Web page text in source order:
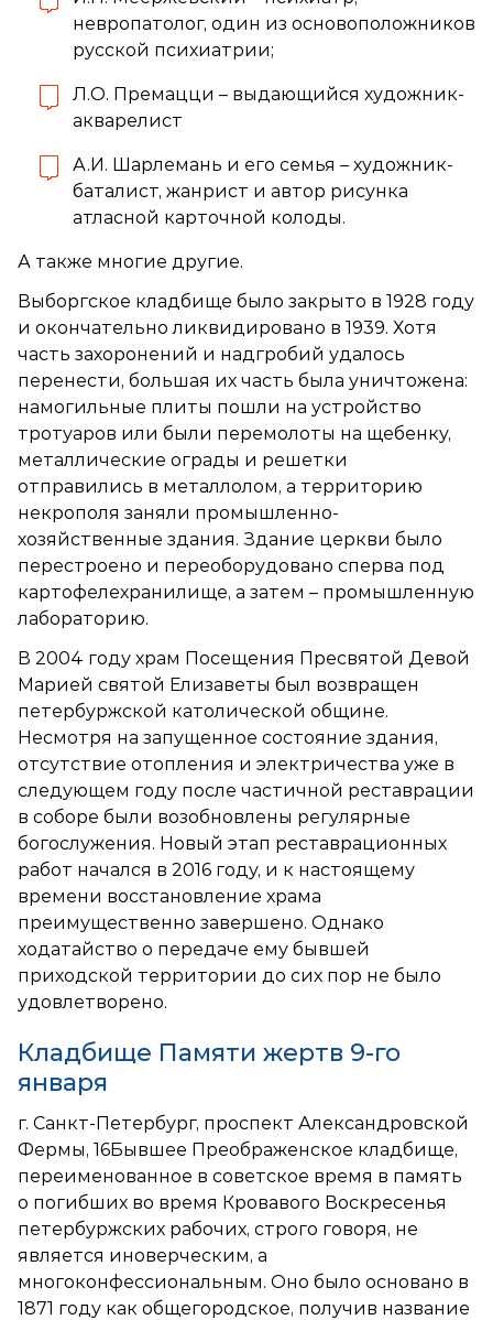
невропатолог, один из основоположников
русской психиатрии;
Л.О. Премацци – выдающийся художник-
акварелист
А.И. Шарлемань и его семья – художник-
баталист, жанрист и автор рисунка
атласной карточной колоды.
А также многие другие.
Выборгское кладбище было закрыто в 1928 году
и окончательно ликвидировано в 1939. Хотя
часть захоронений и надгробий удалось
перенести, большая их часть была уничтожена:
намогильные плиты пошли на устройство
тротуаров или были перемолоты на щебенку,
металлические ограды и решетки
отправились в металлолом, а территорию
некрополя заняли промышленно-
хозяйственные здания. Здание церкви было
перестроено и переоборудовано сперва под
картофелехранилище, а затем – промышленную
лабораторию.
В 2004 году храм Посещения Пресвятой Девой
Марией святой Елизаветы был возвращен
петербуржской католической общине.
Несмотря на запущенное состояние здания,
отсутствие отопления и электричества уже в
следующем году после частичной реставрации
в соборе были возобновлены регулярные
богослужения. Новый этап реставрационных
работ начался в 2016 году, и к настоящему
времени восстановление храма
преимущественно завершено. Однако
ходатайство о передаче ему бывшей
приходской территории до сих пор не было
удовлетворено.
Кладбище Памяти жертв 9-го
января
г. Санкт-Петербург, проспект Александровской
Фермы, 16Бывшее Преображенское кладбище,
переименованное в советское время в память
о погибших во время Кровавого Воскресенья
петербуржских рабочих, строго говоря, не
является иноверческим, а
многоконфессиональным. Оно было основано в
1871 году как общегородское, получив название